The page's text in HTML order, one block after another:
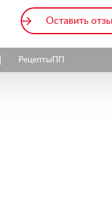
Оставить
Рецепты ПП